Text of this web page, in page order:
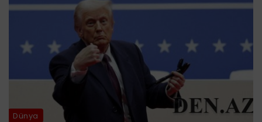
Dünya